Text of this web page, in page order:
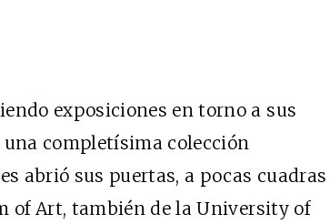
exposiciones en torno a sus
completísima colección
abrió sus puertas, a pocas cuadras
of Art, también de la University of